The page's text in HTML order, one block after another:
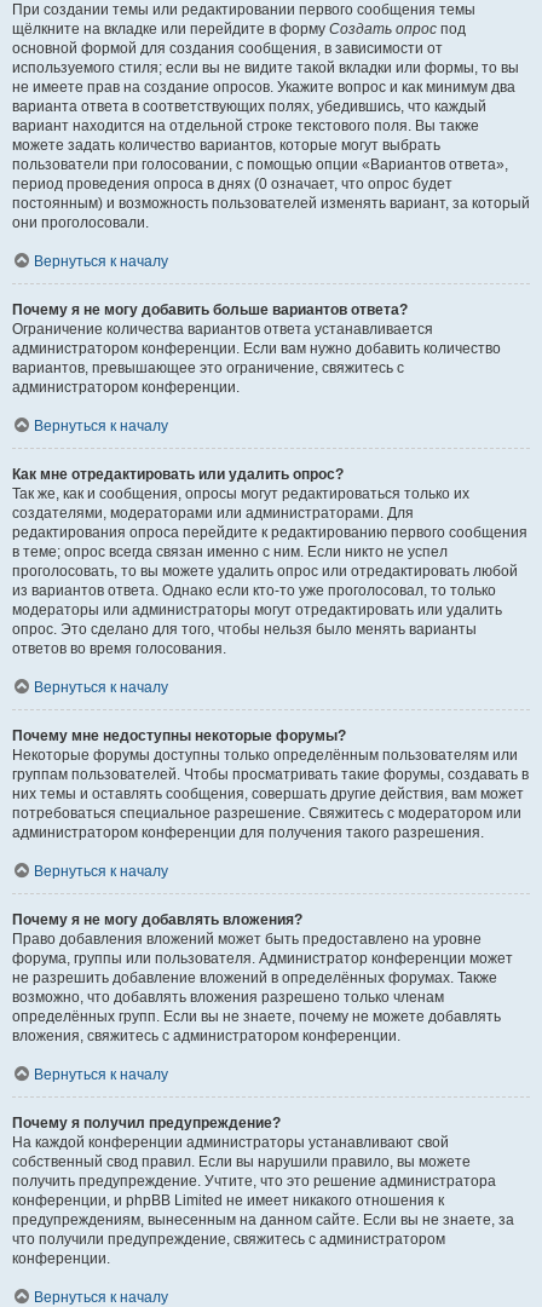
При создании темы или редактировании первого сообщения темы
щёлкните на вкладке или перейдите в форму Создать опрос под
основной формой для создания сообщения, в зависимости от
используемого стиля; если вы не видите такой вкладки или формы, то вы
не имеете прав на создание опросов. Укажите вопрос и как минимум два
варианта ответа в соответствующих полях, убедившись, что каждый
вариант находится на отдельной строке текстового поля. Вы также
можете задать количество вариантов, которые могут выбрать
пользователи при голосовании, с помощью опции «Вариантов ответа»,
период проведения опроса в днях (0 означает, что опрос будет
постоянным) и возможность пользователей изменять вариант, за который
они проголосовали.
Вернуться к началу
Почему я не могу добавить больше вариантов ответа?
Ограничение количества вариантов ответа устанавливается
администратором конференции. Если вам нужно добавить количество
вариантов, превышающее это ограничение, свяжитесь с
администратором конференции.
Вернуться к началу
Как мне отредактировать или удалить опрос?
Так же, как и сообщения, опросы могут редактироваться только их
создателями, модераторами или администраторами. Для
редактирования опроса перейдите к редактированию первого сообщения
в теме; опрос всегда связан именно с ним. Если никто не успел
проголосовать, то вы можете удалить опрос или отредактировать любой
из вариантов ответа. Однако если кто-то уже проголосовал, то только
модераторы или администраторы могут отредактировать или удалить
опрос. Это сделано для того, чтобы нельзя было менять варианты
ответов во время голосования.
Вернуться к началу
Почему мне недоступны некоторые форумы?
Некоторые форумы доступны только определённым пользователям или
группам пользователей. Чтобы просматривать такие форумы, создавать в
них темы и оставлять сообщения, совершать другие действия, вам может
потребоваться специальное разрешение. Свяжитесь с модератором или
администратором конференции для получения такого разрешения.
Вернуться к началу
Почему я не могу добавлять вложения?
Право добавления вложений может быть предоставлено на уровне
форума, группы или пользователя. Администратор конференции может
не разрешить добавление вложений в определённых форумах. Также
возможно, что добавлять вложения разрешено только членам
определённых групп. Если вы не знаете, почему не можете добавлять
вложения, свяжитесь с администратором конференции.
Вернуться к началу
Почему я получил предупреждение?
На каждой конференции администраторы устанавливают свой
собственный свод правил. Если вы нарушили правило, вы можете
получить предупреждение. Учтите, что это решение администратора
конференции, и phpBB Limited не имеет никакого отношения к
предупреждениям, вынесенным на данном сайте. Если вы не знаете, за
что получили предупреждение, свяжитесь с администратором
конференции.
Вернуться к началу